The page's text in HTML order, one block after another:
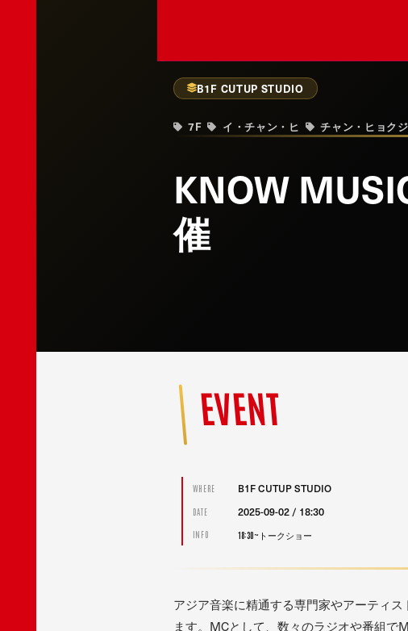
B1F CUTUP STUDIO
7F イ・チャン・ヒ チャン・ヒョク
KNOW
催
EVENT
WHERE B1F CUTUP STUDIO
DATE 2025-09-02 / 18:30
INFO 18:30~トークショー
アジア音楽に精通する専門家やアーティ
ます。MCとして、数々のラジオや番組